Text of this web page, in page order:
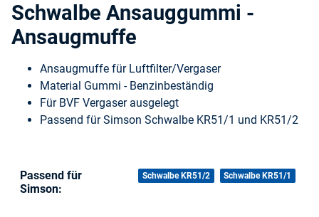
Schwalbe Ansauggummi -
Ansaugmuffe
Ansaugmuffe für Luftfilter/Vergaser
Material Gummi - Benzinbeständig
Für BVF Vergaser ausgelegt
Passend für Simson Schwalbe KR51/1 und KR51/2
Produkteigenschaft
Wert
Passend für
Simson:
Schwalbe KR51/2 Schwalbe KR51/1